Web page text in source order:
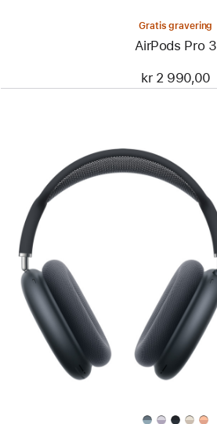
Gratis gravering
AirPods Pro 3
kr 2 990,00